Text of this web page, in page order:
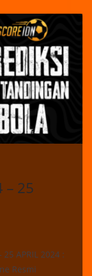
– 25
APRIL 2024 :
Resmi